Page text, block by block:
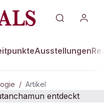
Ausstellungen
/ Artikel